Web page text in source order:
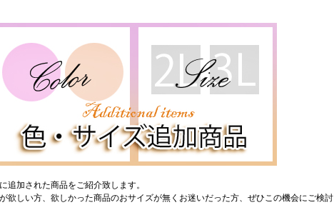
追加された商品をご紹介致します。
欲しい方、欲しかった商品のおサイズが無くお迷いだった方、ぜひこの機会にご検討